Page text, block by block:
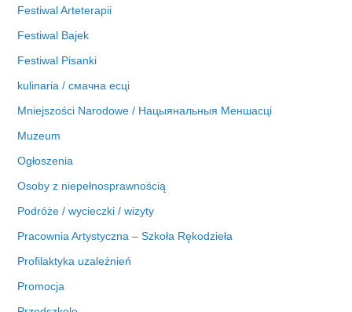
Festiwal Arteterapii
Festiwal Bajek
Festiwal Pisanki
kulinaria / смачна есці
Mniejszości Narodowe / Нацыянальныя Меншасці
Muzeum
Ogłoszenia
Osoby z niepełnosprawnością
Podróże / wycieczki / wizyty
Pracownia Artystyczna – Szkoła Rękodzieła
Profilaktyka uzależnień
Promocja